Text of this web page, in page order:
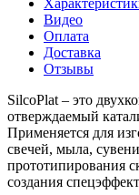
Видео
Оплата
Доставка
Отзывы
SilcoPlat – это
отверждаемый
Применяется для
свечей, мыла,
прототипирования
создания